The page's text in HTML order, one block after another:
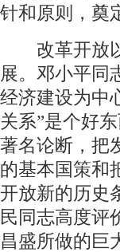
针和原则，奠
改革开放以
展。邓小平同
经济建设为中
关系”是个好
著名论断，把
的基本国策和
开放新的历史
民同志高度评
昌盛所做的巨